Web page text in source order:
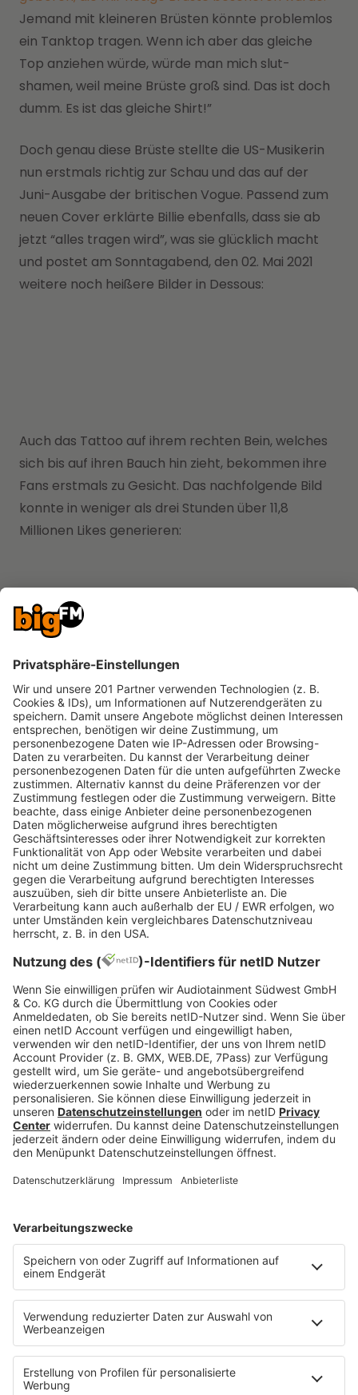
Jemand mit kleineren Brüsten könnte problemlos
ein Tanktop tragen. Wenn ich aber das gleiche
Top anziehen würde, würde man mich slut-
shamen, weil meine Brüste groß sind. Das ist doch
dumm. Es ist das gleiche Shirt!”
Doch genau diese Brüste stellte die US-Musikerin
nun erstmals richtig zur Schau und das auf der
Juni-Ausgabe der britischen Vogue. Passend zum
neuen Cover erklärte Billie ebenfalls, dass sie ab
jetzt “alles tragen wird”, was sie glücklich macht
und postet am Sonntagabend, den 02. Mai 2021
weitere noch heißere Bilder in Dessous:
Auch das Tattoo auf ihrem rechten Bein, welches
sich bis auf ihren Bauch hin zieht, bekommen ihre
Fans erstmals zu Gesicht. Das nachfolgende Bild
konnte in weniger als drei Stunden über 11,8
Millionen Likes generieren:
In der eigentlichen britischen Vogue wird Billie über
persönliche Entscheidungen, ihre Angst, den Spaß
und Frauenkörper, sowie über ihre Einwilligung und
das Vertrauen sprechen.
“Ab jetzt geht es darum, mir die Kraft
zurückzuholen, sie zu präsentieren und nicht
auszunutzen. Ich lasse mich nicht mehr in Besitz
nehmen, obwohl ich dich anmache”, erklärte die
19-Jährige im Preview der Zeitschrift.
Am Freitag, den 07. Mai 2021 wird die britische
Wochen später wird Billie Eilish ihr zweites
Studioalbum “Happier Than Ever” releasen und
präsentierte bereits den Titelsong zum
LongPlayer.